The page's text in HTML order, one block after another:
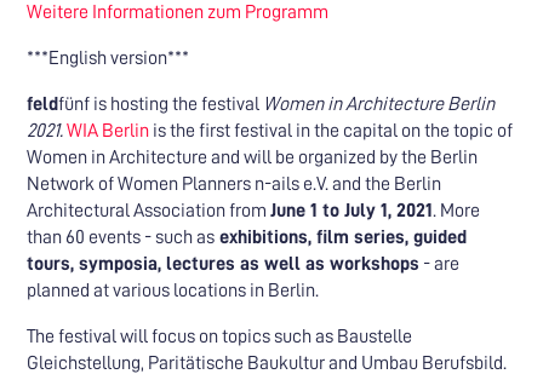
Weitere Informationen zum Programm
***English version***
feldfünf is hosting the festival Women in Architecture Berlin
2021.WIA Berlin is the first festival in the capital on the topic of
Women in Architecture and will be organized by the Berlin
Network of Women Planners n-ails e.V. and the Berlin
Architectural Association fromJune 1 to July 1, 2021 . More
than 60 events - such as exhibitions, film series, guided
tours, symposia, lectures as well as workshops - are
planned at various locations in Berlin.
The festival will focus on topics such as Baustelle
Gleichstellung, Paritätische Baukultur and Umbau Berufsbild.